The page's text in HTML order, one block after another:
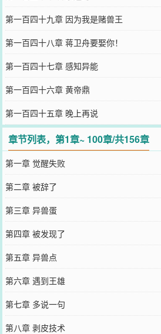
第一百四十九章 因为我是赌兽王
第一百四十八章 蒋卫舟要娶你！
第一百四十七章 感知异能
第一百四十六章 黄帝鼎
第一百四十五章 晚上再说
章节列表，第1章~ 100章/共156章
第一章 觉醒失败
第二章 被辞了
第三章 异兽蛋
第四章 被发现了
第五章 异兽点
第六章 遇到王雄
第七章 多说一句
第八章 剥皮技术